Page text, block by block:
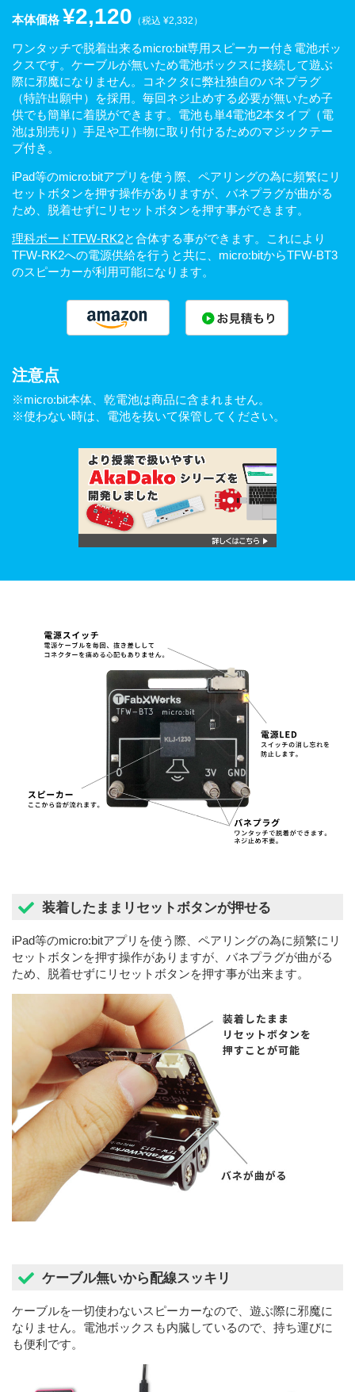
本体価格¥2,120 （税込 ¥2,332）
ワンタッチで脱着出来るmicro:bit専用スピーカー付き電池ボッ
クスです。ケーブルが無いため電池ボックスに接続して遊ぶ
際に邪魔になりません。コネクタに弊社独自のバネプラグ
（特許出願中）を採用。毎回ネジ止めする必要が無いため子
供でも簡単に着脱ができます。電池も単4電池2本タイプ（電
池は別売り）手足や工作物に取り付けるためのマジックテー
プ付き。
iPad等のmicro:bitアプリを使う際、ペアリングの為に頻繁にリ
セットボタンを押す操作がありますが、バネプラグが曲がる
ため、脱着せずにリセットボタンを押す事ができます。
理科ボードTFW-RK2と合体する事ができます。これにより
TFW-RK2への電源供給を行うと共に、micro:bitからTFW-BT3
のスピーカーが利用可能になります。
注意点
※micro:bit本体、乾電池は商品に含まれません。
※使わない時は、電池を抜いて保管してください。
装着したままリセットボタンが押せる
iPad等のmicro:bitアプリを使う際、ペアリングの為に頻繁にリ
セットボタンを押す操作がありますが、バネプラグが曲がる
ため、脱着せずにリセットボタンを押す事が出来ます。
ケーブル無いから配線スッキリ
ケーブルを一切使わないスピーカーなので、遊ぶ際に邪魔に
なりません。電池ボックスも内臓しているので、持ち運びに
も便利です。